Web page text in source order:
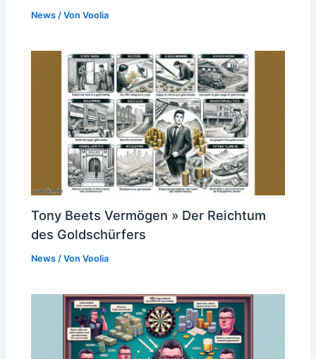
News / VonVoolia
Tony Beets Vermögen » Der Reichtum
des Goldschürfers
News / VonVoolia